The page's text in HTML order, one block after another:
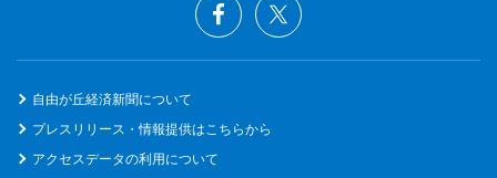
自由が丘経済新聞について
プレスリリース・情報提供はこちらから
アクセスデータの利用について